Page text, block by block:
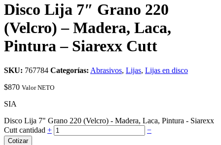
Disco Lija 7″ Grano 220
(Velcro) – Madera, Laca,
Pintura – Siarexx Cutt
SKU: 767784 Categorías: Abrasivos, Lijas, Lijas en disco
$870 Valor NETO
SIA
Disco Lija 7" Grano 220 (Velcro) - Madera, Laca, Pintura - Siarexx
Cutt cantidad + −
Cotizar